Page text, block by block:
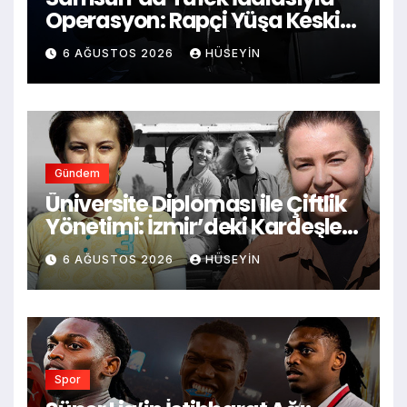
Operasyon: Rapçi Yüşa Keskin
ve 2 Şüpheli Adliyeye Sevk
Edildi
6 AĞUSTOS 2026 HÜSEYIN
Gündem
Üniversite Diploması ile Çiftlik
Yönetimi: İzmir’deki Kardeşler
Ata Mesleğini Modernize
Ediyor
6 AĞUSTOS 2026 HÜSEYIN
Spor